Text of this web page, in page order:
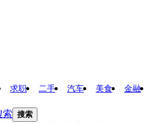
求职 二手 汽车 美食 金融
索 搜索